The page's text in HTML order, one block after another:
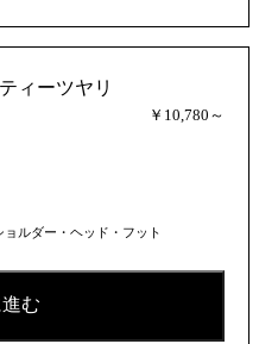
ィーツヤリ
￥10,780～
ルダー・ヘッド・フット
む